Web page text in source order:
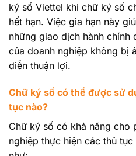
ký số Viettel khi chữ ký số
hết hạn. Việc gia hạn này
những giao dịch hành chính
của doanh nghiệp không bị
diễn thuận lợi.
Chữ ký số có thể được sử
tục nào?
Chữ ký số có khả năng cho
nghiệp thực hiện các thủ